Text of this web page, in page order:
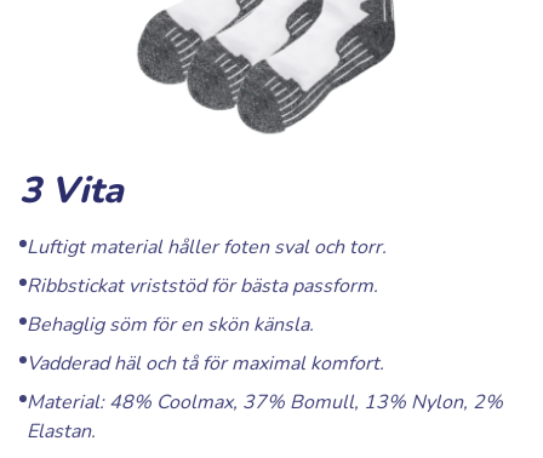
3 Vita
Luftigt material håller foten sval och torr.
Ribbstickat vriststöd för bästa passform.
Behaglig söm för en skön känsla.
Vadderad häl och tå för maximal komfort.
Material: 48% Coolmax, 37% Bomull, 13% Nylon, 2%
Elastan.